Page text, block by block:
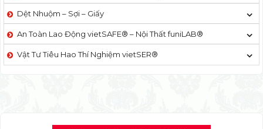
Dệt Nhuộm – Sợi – Giấy
An Toàn Lao Động vietSAFE® – Nội Thất funiLAB®
Vật Tư Tiêu Hao Thí Nghiệm vietSER®